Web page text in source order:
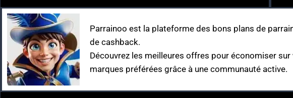
Parrainoo est la plateforme des bons plans de
de cashback.
Découvrez les meilleures offres pour économiser sur
marques préférées grâce à une communauté active.